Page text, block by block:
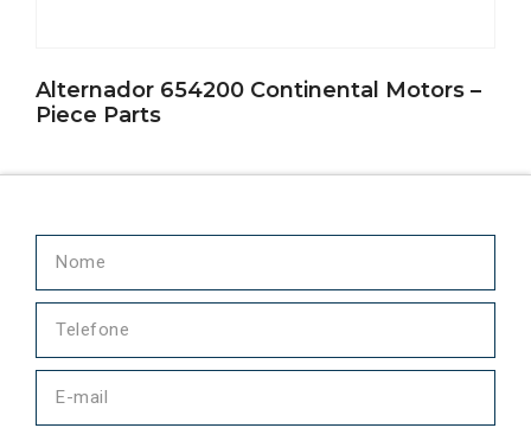
Alternador 654200 Continental Motors –
Piece Parts